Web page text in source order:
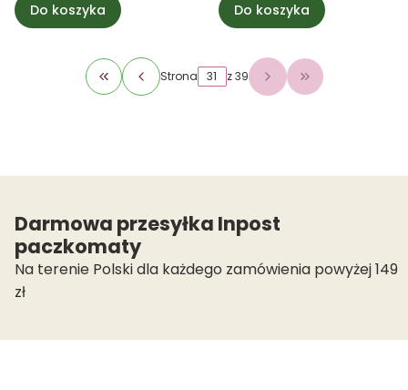
Do koszyka Do koszyka
Wróć do pierwszej strony z produktami
Strona z 39 Przejdź do
Darmowa przesyłka Inpost
paczkomaty
Na terenie Polski dla każdego zamówienia powyżej 149
zł